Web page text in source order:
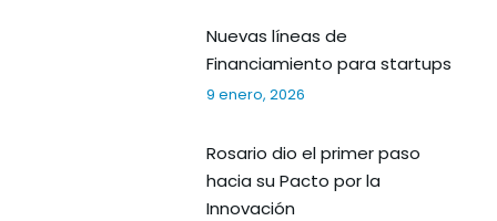
Nuevas líneas de
Financiamiento para startups
9 enero, 2026
Rosario dio el primer paso
hacia su Pacto por la
Innovación